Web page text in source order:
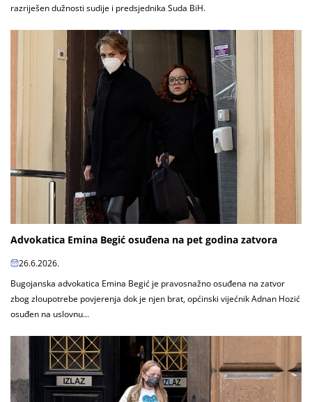
razriješen dužnosti sudije i predsjednika Suda BiH.
Advokatica Emina Begić osuđena na pet godina zatvora
26.6.2026.
Bugojanska advokatica Emina Begić je pravosnažno osuđena na zatvor
zbog zloupotrebe povjerenja dok je njen brat, općinski vijećnik Adnan Hozić
osuđen na uslovnu...